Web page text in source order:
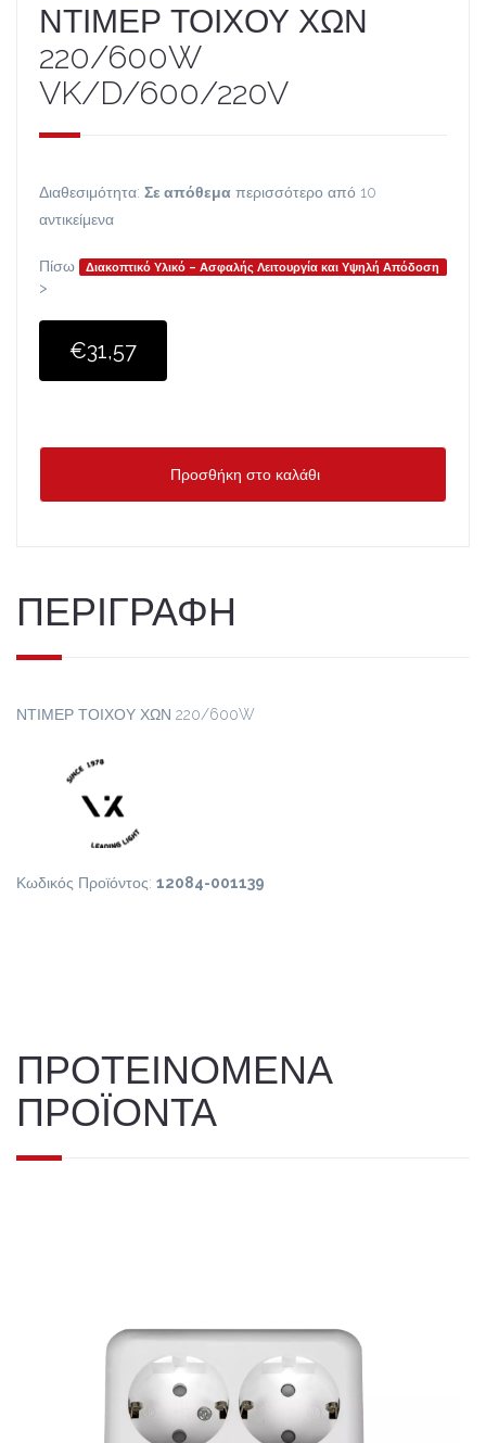
ΝΤΙΜΕΡ ΤΟΙΧΟΥ ΧΩΝ
220/600W
VK/D/600/220V
Διαθεσιμότητα: Σε απόθεμα περισσότερο από 10
αντικείμενα
Πίσω Διακοπτικό Υλικό – Ασφαλής Λειτουργία και Υψηλή Απόδοση
>
€31,57
Προσθήκη στο καλάθι
ΠΕΡΙΓΡΑΦΗ
ΝΤΙΜΕΡ ΤΟΙΧΟΥ ΧΩΝ 220/600W
Κωδικός Προϊόντος: 12084-001139
ΠΡΟΤΕΙΝΟΜΕΝΑ
ΠΡΟΪΟΝΤΑ